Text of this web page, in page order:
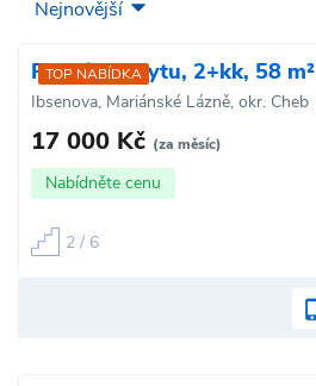
TOP NABÍDKA
Pronájem bytu, 2+kk, 58 m²
Ibsenova, Mariánské Lázně, okr. Cheb
17 000 Kč (za měsíc)
Nabídněte cenu
2 / 6